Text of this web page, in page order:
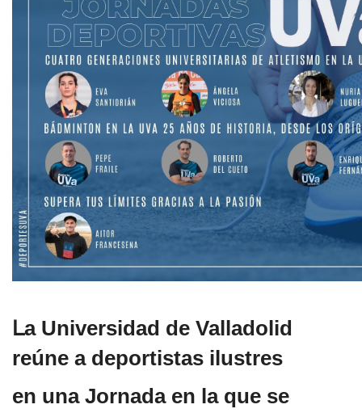
La Universidad de Valladolid
reúne a deportistas ilustres
en una Jornada en la que se